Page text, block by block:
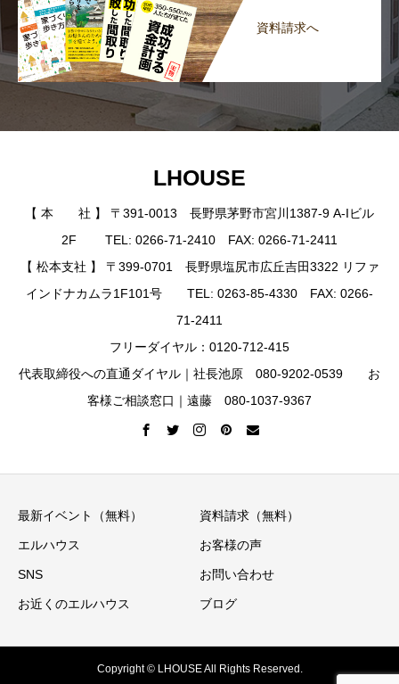
資料請求へ
LHOUSE
【 本 社 】 〒391-0013 長野県茅野市宮川1387-9 A-Iビル
2F TEL: 0266-71-2410 FAX: 0266-71-2411
【 松本支社 】 〒399-0701 長野県塩尻市広丘吉田3322 リファ
インドナカムラ1F101号 TEL: 0263-85-4330 FAX: 0266-
71-2411
フリーダイヤル：0120-712-415
代表取締役への直通ダイヤル｜社長池原 080-9202-0539 お
客様ご相談窓口｜遠藤 080-1037-9367
最新イベント（無料） 資料請求（無料）
エルハウス お客様の声
SNS お問い合わせ
お近くのエルハウス ブログ
Copyright © LHOUSE All Rights Reserved.